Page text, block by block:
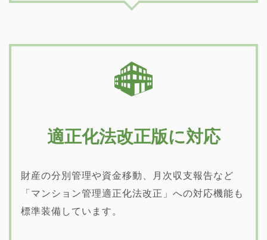
適正化法改正版に対応
財産の分別管理や資金移動、月次収支報告など
「マンション管理適正化法改正」への対応機能も
標準装備しています。